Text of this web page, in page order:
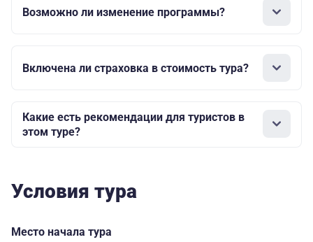
Возможно ли изменение программы?
Включена ли страховка в стоимость тура?
Какие есть рекомендации для туристов в
этом туре?
Условия тура
Место начала тура